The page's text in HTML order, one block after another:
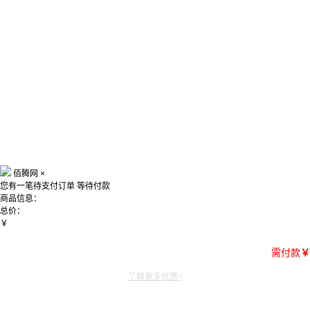
佰腾网 ×
您有一笔待支付订单 等待付款
商品信息：
总价：
￥
需付款￥
了解更多优惠~